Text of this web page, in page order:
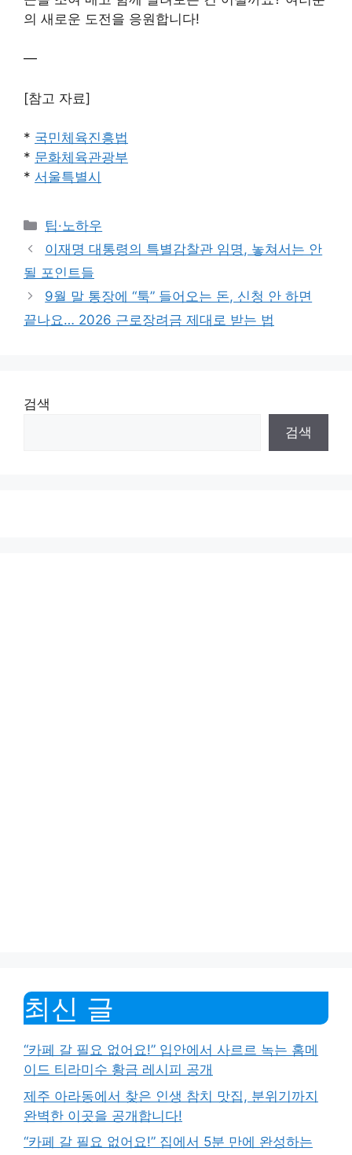
의 새로운 도전을 응원합니다!
—
[참고 자료]
* 국민체육진흥법
* 문화체육관광부
* 서울특별시
Categories
팁·노하우
이재명 대통령의 특별감찰관 임명, 놓쳐서는 안
될 포인트들
9월 말 통장에 “툭” 들어오는 돈, 신청 안 하면
끝나요… 2026 근로장려금 제대로 받는 법
검색
검색
최신 글
“카페 갈 필요 없어요!” 입안에서 사르르 녹는 홈메
이드 티라미수 황금 레시피 공개
제주 아라동에서 찾은 인생 참치 맛집, 분위기까지
완벽한 이곳을 공개합니다!
“카페 갈 필요 없어요!” 집에서 5분 만에 완성하는